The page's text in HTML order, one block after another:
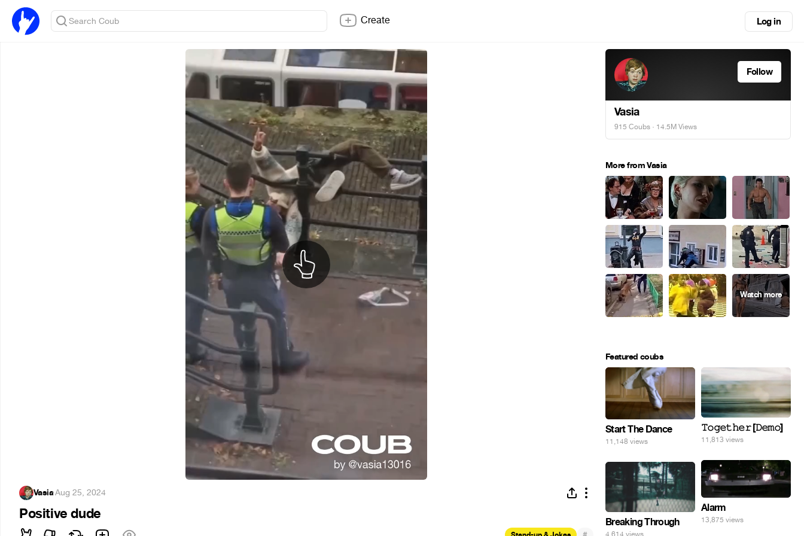
Create Log in
Vasia·Aug 25, 2024
Positive dude
Follow
Vasia
915 Coubs · 14.5M Views
More from Vasia
Featured coubs
Start The Dance
11,148 views
𝚃𝚘𝚐𝚎𝚝𝚑𝚎𝚛 [𝙳𝚎𝚖𝚘]
11,813 views
Alarm
13,875 views
Breaking Through